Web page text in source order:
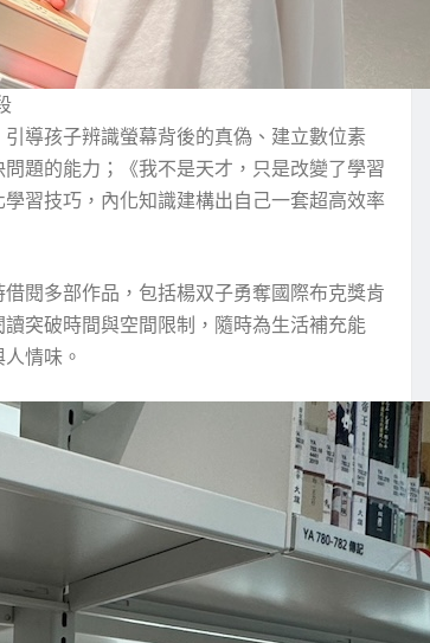
導孩子辨識螢幕背後的真偽、建立數位素
題的能力；《我不是天才，只是改變了學習
習技巧，內化知識建構出自己一套超高效率
閱多部作品，包括楊双子勇奪國際布克獎肯
突破時間與空間限制，隨時為生活補充能
情味。